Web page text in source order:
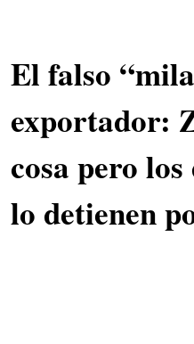
El falso
exportador:
cosa pero
lo detienen